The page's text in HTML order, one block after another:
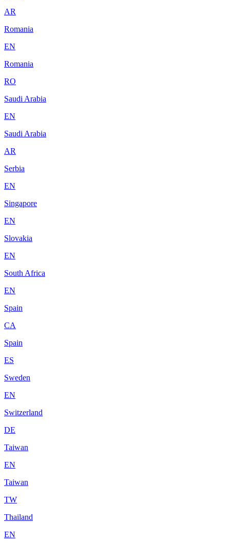
AR
Romania
EN
Romania
RO
Saudi Arabia
EN
Saudi Arabia
AR
Serbia
EN
Singapore
EN
Slovakia
EN
South Africa
EN
Spain
CA
Spain
ES
Sweden
EN
Switzerland
DE
Taiwan
EN
Taiwan
TW
Thailand
EN